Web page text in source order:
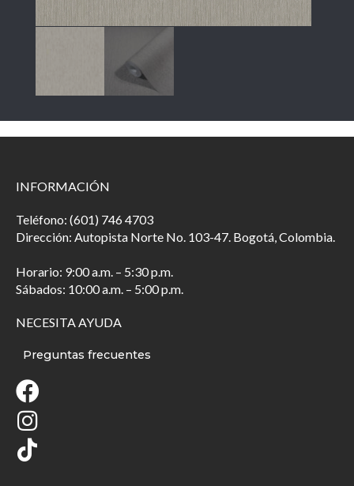
INFORMACIÓN
Teléfono: (601) 746 4703
Dirección: Autopista Norte No. 103-47. Bogotá, Colombia.
Horario: 9:00 a.m. – 5:30 p.m.
Sábados: 10:00 a.m. – 5:00 p.m.
NECESITA AYUDA
Preguntas frecuentes